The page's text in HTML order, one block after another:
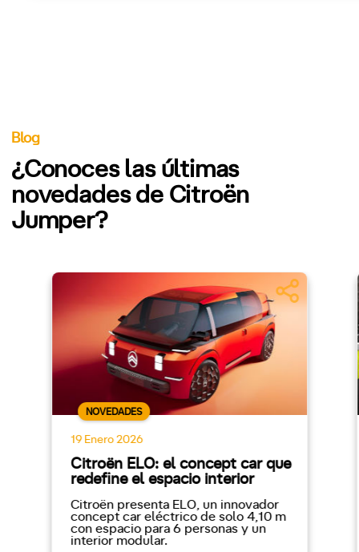
Blog
¿Conoces las últimas
novedades de Citroën
Jumper?
NOVEDADES
19 Enero 2026
Citroën ELO: el concept car que
redefine el espacio interior
Citroën presenta ELO, un innovador
concept car eléctrico de solo 4,10 m
con espacio para 6 personas y un
interior modular.